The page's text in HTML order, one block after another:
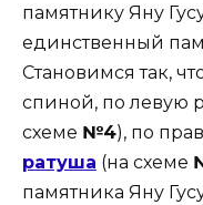
памятнику Яну
единственный
Становимся так,
спиной, по левую
схеме №4), по
ратуша (на схеме
памятника Яну